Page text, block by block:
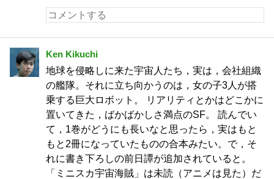
Ken Kikuchi
地球を侵略しに来た宇宙人たち，実は，会社組織
の艦隊。それに立ち向かうのは，女の子3人が搭
乗する巨大ロボット。 リアリティとかはどこかに
置いてきた，ばかばかしさ満点のSF。 読んでい
て，1巻がどうにも長いなと思ったら，実はもと
もと2冊になっていたものの合本みたい。で，そ
れに書き下ろしの前日譚が追加されていると。
「ミニスカ宇宙海賊」は未読（アニメは見た）だ